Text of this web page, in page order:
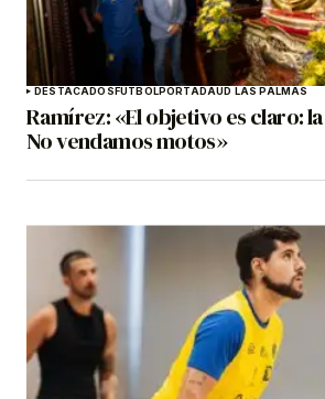
DESTACADOS FÚTBOLPORTADAUD LAS PALMAS
Ramírez: «El objetivo es claro:
No vendamos motos»